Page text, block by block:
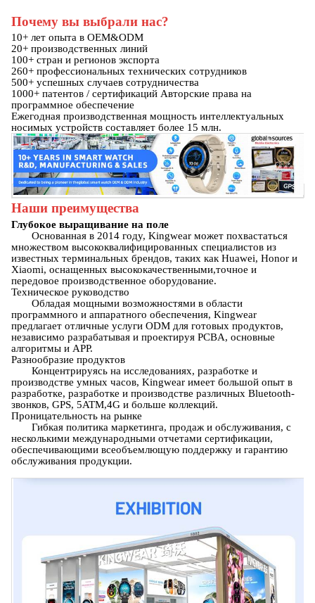
Почему вы выбрали нас?
10+ лет опыта в OEM&ODM
20+ производственных линий
100+ стран и регионов экспорта
260+ профессиональных технических сотрудников
500+ успешных случаев сотрудничества
1000+ патентов / сертификаций Авторские права на
программное обеспечение
Ежегодная производственная мощность интеллектуальных
носимых устройств составляет более 15 млн.
Наши преимущества
Глубокое выращивание на поле
Основанная в 2014 году, Kingwear может похвастаться
множеством высококвалифицированных специалистов из
известных терминальных брендов, таких как Huawei, Honor и
Xiaomi, оснащенных высококачественными,точное и
передовое производственное оборудование.
Техническое руководство
Обладая мощными возможностями в области
программного и аппаратного обеспечения, Kingwear
предлагает отличные услуги ODM для готовых продуктов,
независимо разрабатывая и проектируя PCBA, основные
алгоритмы и APP.
Разнообразие продуктов
Концентрируясь на исследованиях, разработке и
производстве умных часов, Kingwear имеет большой опыт в
разработке, разработке и производстве различных Bluetooth-
звонков, GPS, 5ATM,4G и больше коллекций.
Проницательность на рынке
Гибкая политика маркетинга, продаж и обслуживания, с
несколькими международными отчетами сертификации,
обеспечивающими всеобъемлющую поддержку и гарантию
обслуживания продукции.